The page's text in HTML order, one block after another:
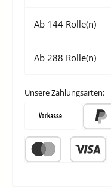
Ab 144 Rolle(n)
Ab 288 Rolle(n)
Unsere Zahlungsarten:
Vorkasse PayPal